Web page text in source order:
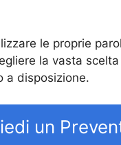
le proprie
la vasta
a disposizione.
un